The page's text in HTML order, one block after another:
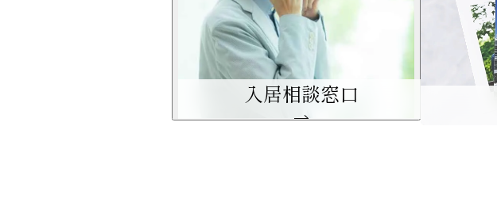
入居相談窓口